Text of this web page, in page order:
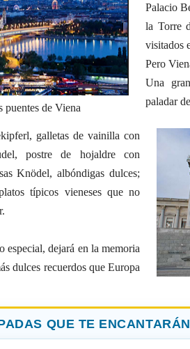
puentes de Viena
Palacio
la Torre
visitados
Pero
Una
paladar
galletas de vainilla con
postre de hojaldre con
Knödel, albóndigas dulces;
típicos vieneses que no
especial, dejará en la memoria
dulces recuerdos que Europa
QUE TE